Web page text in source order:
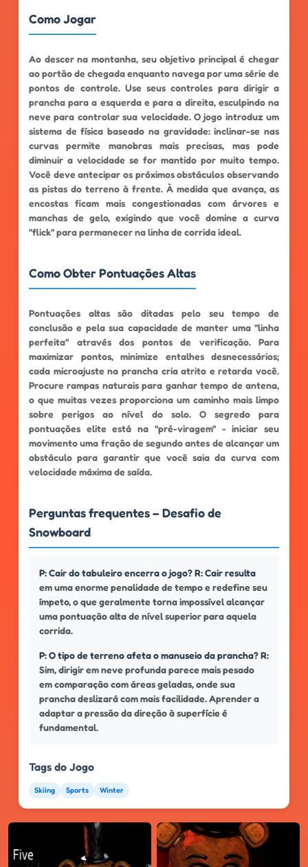
Como Jogar
Ao descer na montanha, seu objetivo principal é chegar
ao portão de chegada enquanto navega por uma série de
pontos de controle. Use seus controles para dirigir a
prancha para a esquerda e para a direita, esculpindo na
neve para controlar sua velocidade. O jogo introduz um
sistema de física baseado na gravidade: inclinar-se nas
curvas permite manobras mais precisas, mas pode
diminuir a velocidade se for mantido por muito tempo.
Você deve antecipar os próximos obstáculos observando
as pistas do terreno à frente. À medida que avança, as
encostas ficam mais congestionadas com árvores e
manchas de gelo, exigindo que você domine a curva
"flick" para permanecer na linha de corrida ideal.
Como Obter Pontuações Altas
Pontuações altas são ditadas pelo seu tempo de
conclusão e pela sua capacidade de manter uma "linha
perfeita" através dos pontos de verificação. Para
maximizar pontos, minimize entalhes desnecessários;
cada microajuste na prancha cria atrito e retarda você.
Procure rampas naturais para ganhar tempo de antena,
o que muitas vezes proporciona um caminho mais limpo
sobre perigos ao nível do solo. O segredo para
pontuações elite está na "pré-viragem" - iniciar seu
movimento uma fração de segundo antes de alcançar um
obstáculo para garantir que você saia da curva com
velocidade máxima de saída.
Perguntas frequentes – Desafio de
Snowboard
P: Cair do tabuleiro encerra o jogo? R: Cair resulta
em uma enorme penalidade de tempo e redefine seu
ímpeto, o que geralmente torna impossível alcançar
uma pontuação alta de nível superior para aquela
corrida.
P: O tipo de terreno afeta o manuseio da prancha? R:
Sim, dirigir em neve profunda parece mais pesado
em comparação com áreas geladas, onde sua
prancha deslizará com mais facilidade. Aprender a
adaptar a pressão da direção à superfície é
fundamental.
Tags do Jogo
Skiing Sports Winter